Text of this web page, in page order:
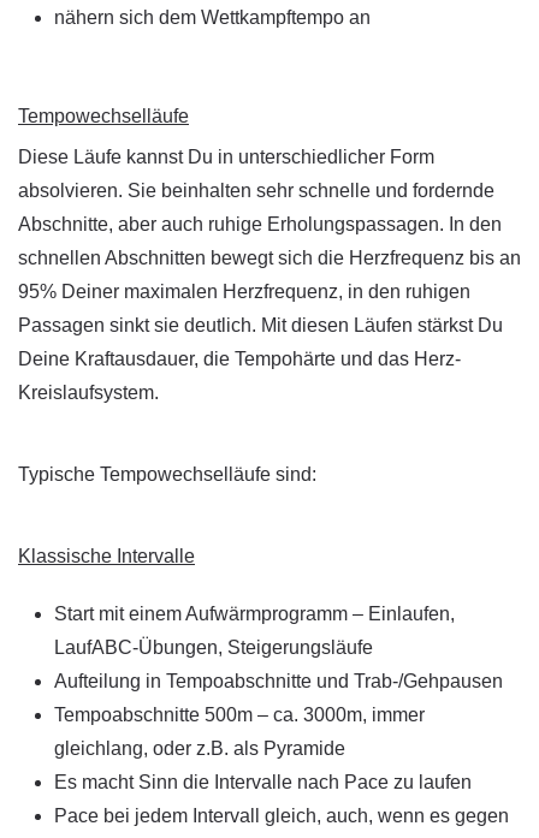
nähern sich dem Wettkampftempo an
Tempowechselläufe
Diese Läufe kannst Du in unterschiedlicher Form
absolvieren. Sie beinhalten sehr schnelle und fordernde
Abschnitte, aber auch ruhige Erholungspassagen. In den
schnellen Abschnitten bewegt sich die Herzfrequenz bis an
95% Deiner maximalen Herzfrequenz, in den ruhigen
Passagen sinkt sie deutlich. Mit diesen Läufen stärkst Du
Deine Kraftausdauer, die Tempohärte und das Herz-
Kreislaufsystem.
Typische Tempowechselläufe sind:
Klassische Intervalle
Start mit einem Aufwärmprogramm – Einlaufen,
LaufABC-Übungen, Steigerungsläufe
Aufteilung in Tempoabschnitte und Trab-/Gehpausen
Tempoabschnitte 500m – ca. 3000m, immer
gleichlang, oder z.B. als Pyramide
Es macht Sinn die Intervalle nach Pace zu laufen
Pace bei jedem Intervall gleich, auch, wenn es gegen